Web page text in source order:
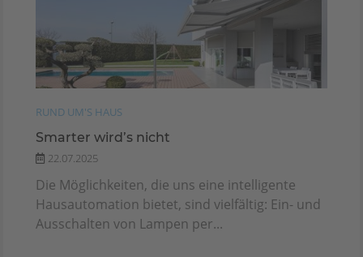
RUND UM'S HAUS
Smarter wird’s nicht
22.07.2025
Die Möglichkeiten, die uns eine intelligente
Hausautomation bietet, sind vielfältig: Ein- und
Ausschalten von Lampen per...